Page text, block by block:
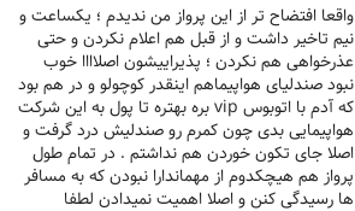
واقعا افتضاح تر از این پرواز من ندیدم ؛ یکساعت و
نیم تاخیر داشت و از قبل هم اعلام نکردن و حتی
عذرخواهی هم نکردن ؛ پذیراییشون اصلاااا خوب
نبود صندلیای هواپیماهم اینقدر کوچولو و در هم بود
که آدم با اتوبوس vip بره بهتره تا پول به این شرکت
هواپیمایی بدی چون کمرم رو صندلیش درد گرفت و
اصلا جای تکون خوردن هم نداشتم . در تمام طول
پرواز هم هیچکدوم از مهماندارا نبودن که به مسافر
ها رسیدگی کنن و اصلا اهمیت نمیدادن لطفا